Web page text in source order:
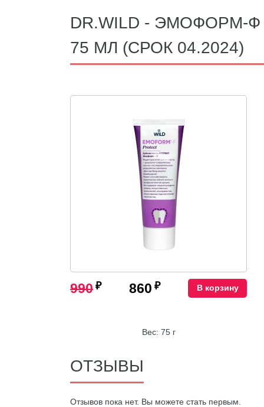
DR.WILD - ЭМОФОРМ-
75 МЛ (СРОК 04.2024)
Вес: 75 г
990 ₽ 860 ₽ В корзину
ОТЗЫВЫ
Oтзывов пока нет. Вы можете стать первым.